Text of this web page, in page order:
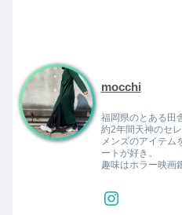
mocchi
福岡県のとある田
約2年間天神のセ
メンズのアイテム
ートが好き。
趣味はホラー映画